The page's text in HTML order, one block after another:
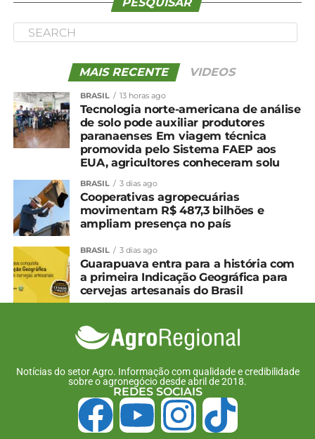
PESQUISAR
MAIS RECENTE VIDEOS
BRASIL 13 horas ago
Tecnologia norte-americana de análise
de solo pode auxiliar produtores
paranaenses Em viagem técnica
promovida pelo Sistema FAEP aos
EUA, agricultores conheceram solu
BRASIL 3 dias ago
Cooperativas agropecuárias
movimentam R$ 487,3 bilhões e
ampliam presença no país
BRASIL 3 dias ago
Guarapuava entra para a história com
a primeira Indicação Geográfica para
cervejas artesanais do Brasil
Notícias do setor Agro. Informação com qualidade e credibilidade
sobre o agronegócio desde abril de 2018.
REDES SOCIAIS